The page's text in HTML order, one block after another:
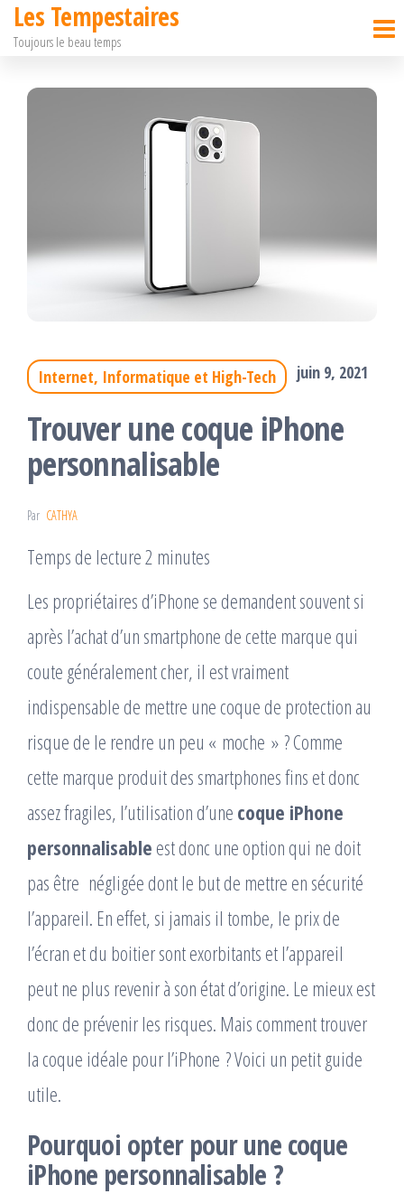
Passer
contenu
Les Tempestaires
Toujours le beau temps
Internet, Informatique et High-Tech juin 9, 2021
Trouver une coque iPhone
personnalisable
Par CATHYA
Temps de lecture 2 minutes
Les propriétaires d’iPhone se demandent souvent si
après l’achat d’un smartphone de cette marque qui
coute généralement cher, il est vraiment
indispensable de mettre une coque de protection au
risque de le rendre un peu « moche » ? Comme
cette marque produit des smartphones fins et donc
assez fragiles, l’utilisation d’une coque iPhone
personnalisable est donc une option qui ne doit
pas être négligée dont le but de mettre en sécurité
l’appareil. En effet, si jamais il tombe, le prix de
l’écran et du boitier sont exorbitants et l’appareil
peut ne plus revenir à son état d’origine. Le mieux est
donc de prévenir les risques. Mais comment trouver
la coque idéale pour l’iPhone ? Voici un petit guide
utile.
Pourquoi opter pour une coque
iPhone personnalisable ?